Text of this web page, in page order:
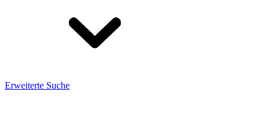
Erweiterte Suche